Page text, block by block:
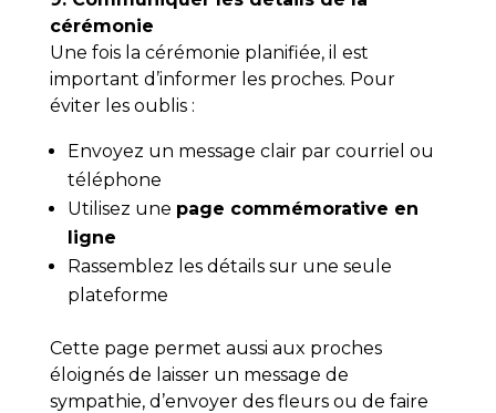
cérémonie
Une fois la cérémonie planifiée, il est
important d’informer les proches. Pour
éviter les oublis :
Envoyez un message clair par courriel ou
téléphone
Utilisez une page commémorative en
ligne
Rassemblez les détails sur une seule
plateforme
Cette page permet aussi aux proches
éloignés de laisser un message de
sympathie, d’envoyer des fleurs ou de faire